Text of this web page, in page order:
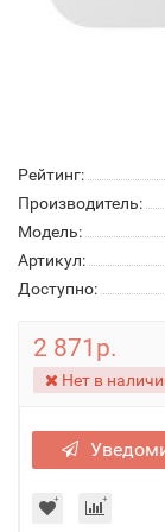
Рейтинг:
Производитель:
Модель:
Артикул:
Доступно:
2 871р.
Нет в